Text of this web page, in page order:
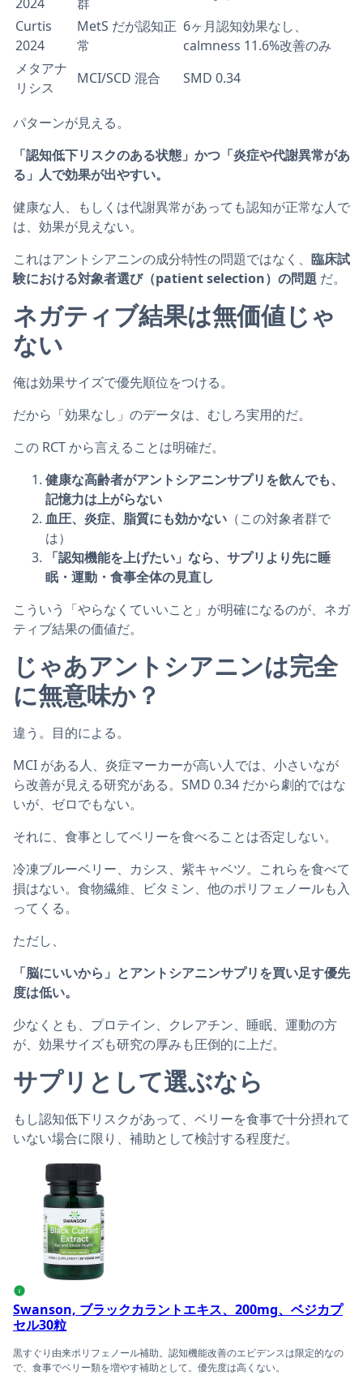
2024 群
Curtis
2024
MetS だが認知正
常
6ヶ月認知効果なし、
calmness 11.6%改善のみ
メタアナ
リシス
MCI/SCD 混合 SMD 0.34
パターンが見える。
「認知低下リスクのある状態」かつ「炎症や代謝異常があ
る」人で効果が出やすい。
健康な人、もしくは代謝異常があっても認知が正常な人で
は、効果が見えない。
これはアントシアニンの成分特性の問題ではなく、 臨床試
験における対象者選び（patient selection）の問題 だ。
ネガティブ結果は無価値じゃ
ない
俺は効果サイズで優先順位をつける。
だから「効果なし」のデータは、むしろ実用的だ。
この RCT から言えることは明確だ。
健康な高齢者がアントシアニンサプリを飲んでも、
記憶力は上がらない
血圧、炎症、脂質にも効かない （この対象者群で
は）
「認知機能を上げたい」なら、サプリより先に睡
眠・運動・食事全体の見直し
こういう「やらなくていいこと」が明確になるのが、ネガ
ティブ結果の価値だ。
じゃあアントシアニンは完全
に無意味か？
違う。目的による。
MCI がある人、炎症マーカーが高い人では、小さいなが
ら改善が見える研究がある。SMD 0.34 だから劇的ではな
いが、ゼロでもない。
それに、食事としてベリーを食べることは否定しない。
冷凍ブルーベリー、カシス、紫キャベツ。これらを食べて
損はない。食物繊維、ビタミン、他のポリフェノールも入
ってくる。
ただし、
「脳にいいから」とアントシアニンサプリを買い足す優先
度は低い。
少なくとも、プロテイン、クレアチン、睡眠、運動の方
が、効果サイズも研究の厚みも圧倒的に上だ。
サプリとして選ぶなら
もし認知低下リスクがあって、ベリーを食事で十分摂れて
いない場合に限り、補助として検討する程度だ。
Swanson, ブラックカラントエキス、200mg、ベジカプセ
i
Swanson, ブラックカラントエキス、200mg、ベジカプ
セル30粒
黒すぐり由来ポリフェノール補助。認知機能改善のエビデンスは限定的なの
で、食事でベリー類を増やす補助として。優先度は高くない。